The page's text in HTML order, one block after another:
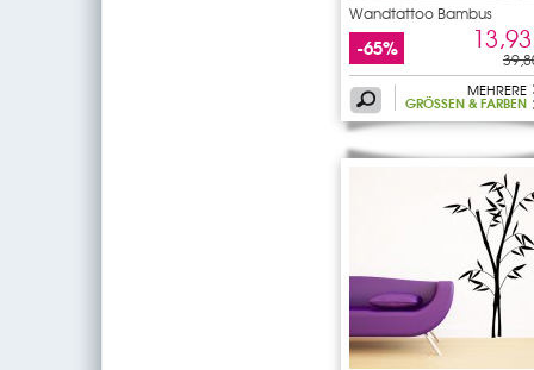
Wandtattoo Bambus
-65%
MEHRERE
GRÖSSEN & FARBEN